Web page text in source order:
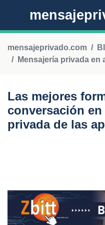
mensajeprivado.com
Mensajería privada
Las mejores
conversación
privada de las